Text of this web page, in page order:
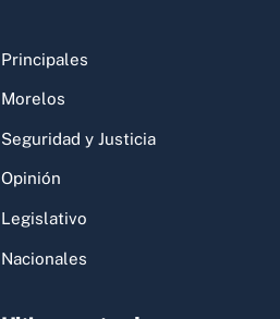
Principales
Morelos
Seguridad y Justicia
Opinión
Legislativo
Nacionales